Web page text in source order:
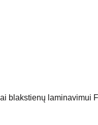
blakstienų laminavimui